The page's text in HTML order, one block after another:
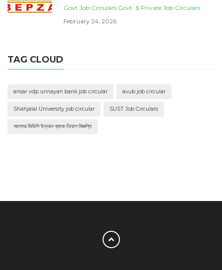
Govt Job Circulars Govt. & Private Job Circulars
February 24, 2026
TAG CLOUD
ansar vdp unnayan bank job circular avub job circular
Shahjalal University job circular SUST Job Circulars
আনসার ভিডিপি উন্নয়ন ব্যাংক নিয়োগ বিজ্ঞপ্তি